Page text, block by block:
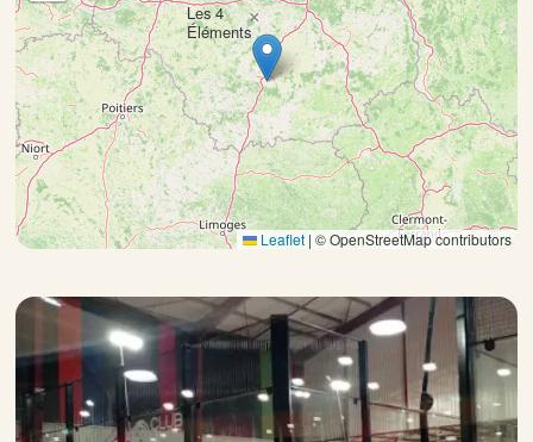
Les 4
Éléments
×
Leaflet | © OpenStreetMap contributors